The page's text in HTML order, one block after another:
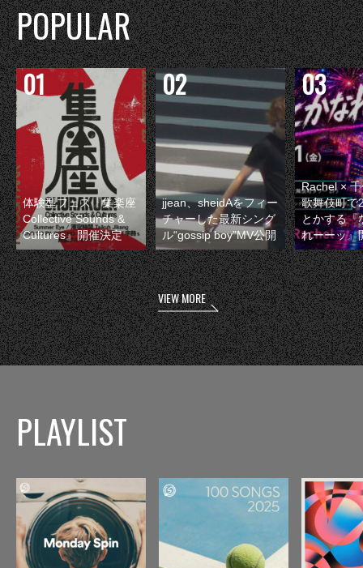
POPULAR
体験型フェス『集楽座
Collective Sounds &
Cultures』開催決定
jjean、sheidAをフィー
チャーした最新シング
ル“gossip boy”MV公開
Rachel ×
歌舞伎町で
とかする『
れーーッ』
VIEW MORE
PLAYLIST